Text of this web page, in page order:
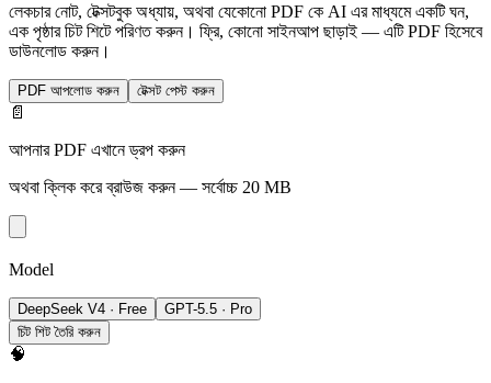
লেকচার নোট, টেক্সটবুক অধ্যায়, অথবা যেকোনো PDF কে AI এর মাধ্যমে একটি ঘন,
এক পৃষ্ঠার চিট শিটে পরিণত করুন। ফ্রি, কোনো সাইনআপ ছাড়াই — এটি PDF হিসেবে
ডাউনলোড করুন।
PDF আপলোড করুন টেক্সট পেস্ট করুন
📄
আপনার PDF এখানে ড্রপ করুন
অথবা ক্লিক করে ব্রাউজ করুন — সর্বোচ্চ 20 MB
Model
DeepSeek V4 · Free
GPT-5.5 · Pro
চিট শিট তৈরি করুন
🧠